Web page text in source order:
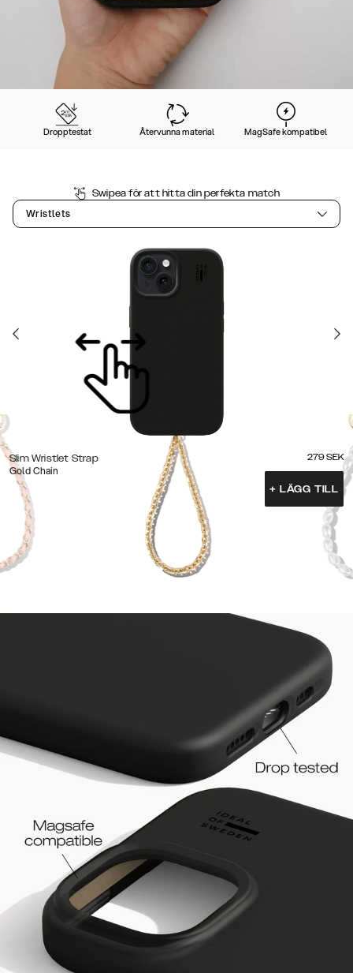
Dropptestat Återvunna material MagSafe kompatibel
Swipea för att hitta din perfekta match
Wristlets
Slim Wristlet Strap
Gold Chain
279 SEK
+ LÄGG TILL